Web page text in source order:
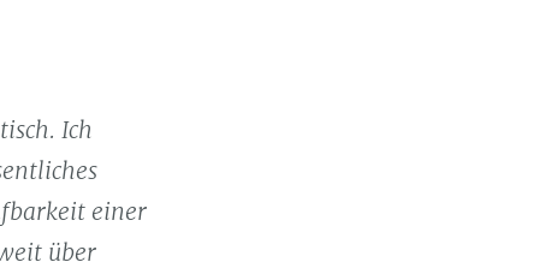
Ich
einer
über